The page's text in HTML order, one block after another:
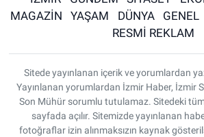
MAGAZİN
YAŞAM DÜNYA GENEL
RESMİ REKLAM
Sitede yayınlanan içerik ve yorumlardan
Yayınlanan yorumlardan İzmir Haber, İzmir
Son Mühür sorumlu tutulamaz. Sitedeki
sayfada açılır. Sitemizde yayınlanan
fotoğraflar izin alınmaksızın kaynak